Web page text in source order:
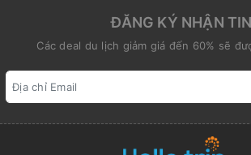
ĐĂNG KÝ NHẬN TIN
Các deal du lịch giảm giá đến 60% sẽ